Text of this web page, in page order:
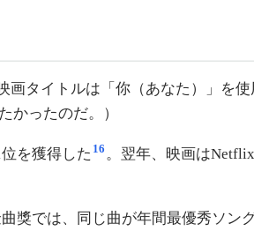
画タイトルは「你（あなた）」を
かったのだ。）
を獲得した 16 。翌年、映画は
獎では、同じ曲が年間最優秀ソン